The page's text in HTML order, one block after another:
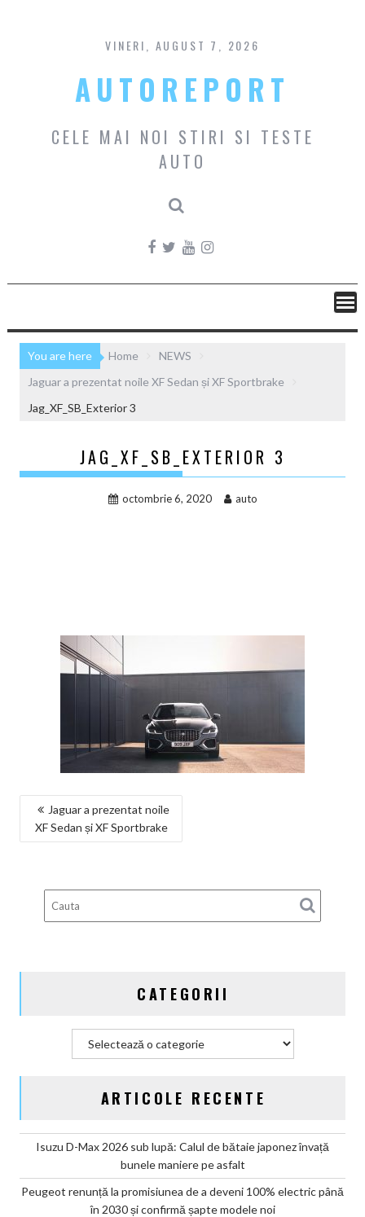
content
VINERI, AUGUST 7, 2026
AUTOREPORT
CELE MAI NOI STIRI SI TESTE
AUTO
You are here Home
NEWS
Jaguar a prezentat noile XF Sedan și XF Sportbrake
Jag_XF_SB_Exterior 3
JAG_XF_SB_EXTERIOR 3
octombrie 6, 2020 auto
NAVIGARE
ÎN
Jaguar a prezentat noile
XF Sedan și XF Sportbrake
CATEGORII
ARTICOLE RECENTE
Isuzu D-Max 2026 sub lupă: Calul de bătaie japonez învață
bunele maniere pe asfalt
Peugeot renunță la promisiunea de a deveni 100% electric până
în 2030 și confirmă șapte modele noi